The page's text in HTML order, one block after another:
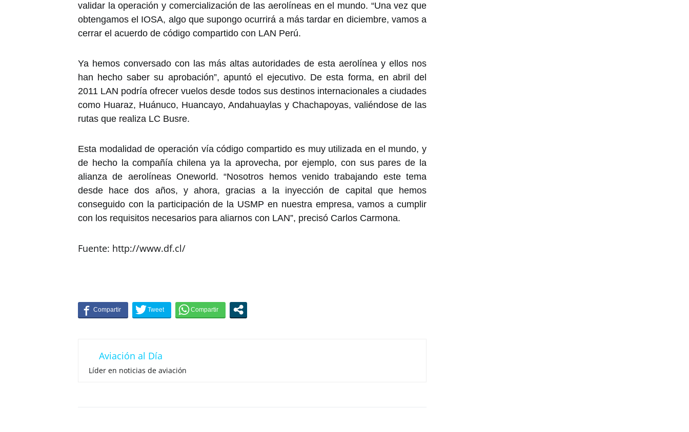
validar la operación y comercialización de las aerolíneas en el mundo. “Una vez que
obtengamos el IOSA, algo que supongo ocurrirá a más tardar en diciembre, vamos a
cerrar el acuerdo de código compartido con LAN Perú.
Ya hemos conversado con las más altas autoridades de esta aerolínea y ellos nos
han hecho saber su aprobación”, apuntó el ejecutivo. De esta forma, en abril del
2011 LAN podría ofrecer vuelos desde todos sus destinos internacionales a ciudades
como Huaraz, Huánuco, Huancayo, Andahuaylas y Chachapoyas, valiéndose de las
rutas que realiza LC Busre.
Esta modalidad de operación vía código compartido es muy utilizada en el mundo, y
de hecho la compañía chilena ya la aprovecha, por ejemplo, con sus pares de la
alianza de aerolíneas Oneworld. “Nosotros hemos venido trabajando este tema
desde hace dos años, y ahora, gracias a la inyección de capital que hemos
conseguido con la participación de la USMP en nuestra empresa, vamos a cumplir
con los requisitos necesarios para aliarnos con LAN”, precisó Carlos Carmona.
Fuente: http://www.df.cl/
Aviación al Día
Líder en noticias de aviación